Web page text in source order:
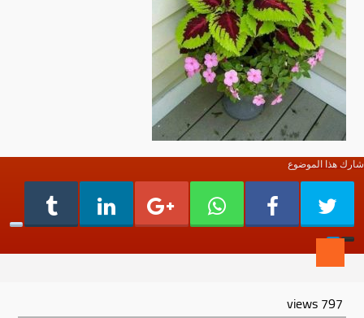
شارك هذا الموضوع
797
views